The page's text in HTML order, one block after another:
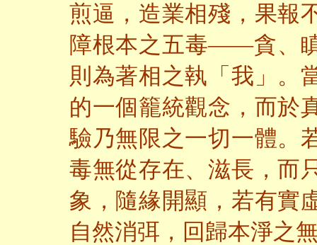
煎逼，造業相殘，果報
障根本之五毒——貪、
則為著相之執「我」。
的一個籠統觀念，而於
驗乃無限之一切一體。
毒無從存在、滋長，而
象，隨緣開顯，若有實
自然消弭，回歸本淨之